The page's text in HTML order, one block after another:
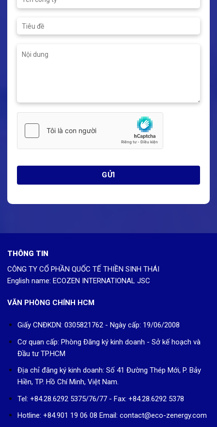
THÔNG TIN
CÔNG TY CỔ PHẦN QUỐC TẾ THIỀN SINH THÁI
English name: ECOZEN INTERNATIONAL JSC
VĂN PHÒNG CHÍNH HCM
Giấy CNĐKDN: 0305821762 - Ngày cấp: 19/06/2008
Cơ quan cấp: Phòng Đăng ký kinh doanh - Sở kế hoạch và
Đầu tư TP.HCM
Địa chỉ đăng ký kinh doanh: Số 41 Đường Thép Mới, P. Bảy
Hiền, TP. Hồ Chí Minh, Việt Nam.
Tel: +84.28.6292 5375/76/77 - Fax: +84.28.6292 5378
Hotline: +84.901 19 06 08 Email: contact@eco-zenergy.com